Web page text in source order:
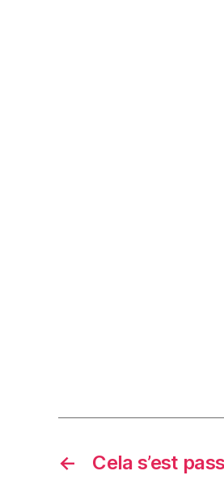
← Cela s’est